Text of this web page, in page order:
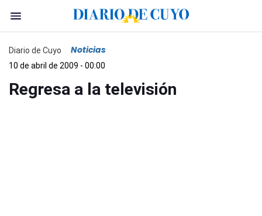
Diario de Cuyo Noticias
10 de abril de 2009 - 00:00
Regresa a la televisión